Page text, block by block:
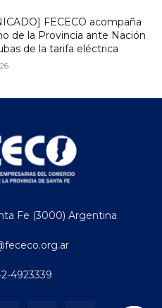
FECECO acompaña
de la Provincia ante Nación
de la tarifa eléctrica
Fe (3000) Argentina
4923339